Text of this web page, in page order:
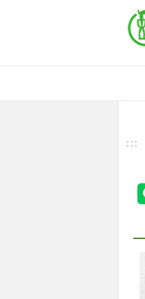
:::